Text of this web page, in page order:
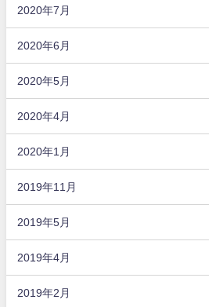
2020年7月
2020年6月
2020年5月
2020年4月
2020年1月
2019年11月
2019年5月
2019年4月
2019年2月